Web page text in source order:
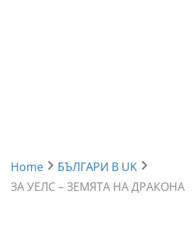
Home
БЪЛГАРИ В UK
ЗА УЕЛС – ЗЕМЯТА НА ДРАКОНА